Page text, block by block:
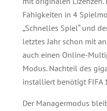
Fähigkeiten in 4
„Schnelles Spiel“ und
letztes Jahr schon mit
auch einen Online-
Modus. Nachteil des
installiert benötigt FIFA
Der Managermodus